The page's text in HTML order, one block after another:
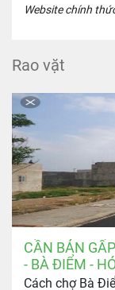
Website chính
Rao vặt
CẦN BÁN
- BÀ ĐIỂM -
Cách chợ Bà